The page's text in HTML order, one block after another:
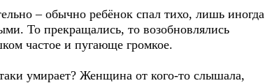
– обычно ребёнок спал тихо, лишь иногда
То прекращались, то возобновлялись
частое и пугающе громкое.
умирает? Женщина от кого-то слышала,